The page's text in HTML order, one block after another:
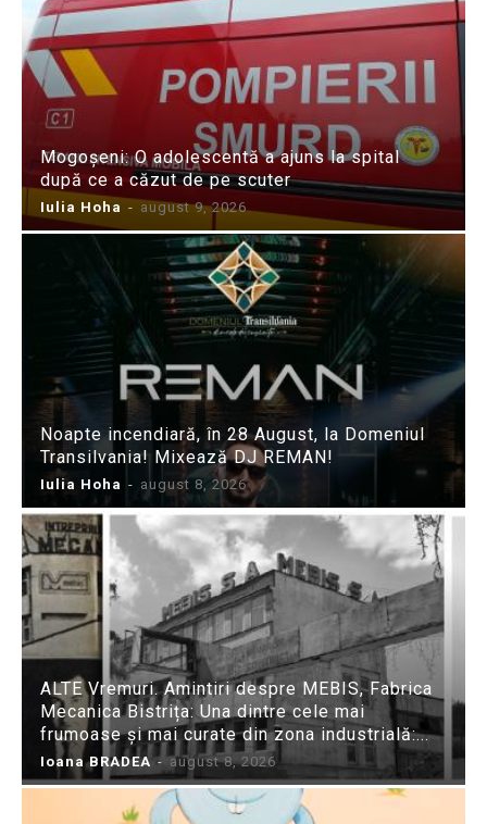
Mogoșeni: O adolescentă a ajuns la spital
după ce a căzut de pe scuter
Iulia Hoha - august 9, 2026
Noapte incendiară, în 28 August, la Domeniul
Transilvania! Mixează DJ REMAN!
Iulia Hoha - august 8, 2026
ALTE Vremuri. Amintiri despre MEBIS, Fabrica
Mecanica Bistrița: Una dintre cele mai
frumoase și mai curate din zona industrială:...
Ioana BRADEA - august 8, 2026